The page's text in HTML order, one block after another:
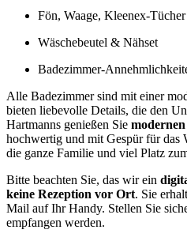
Fön, Waage, Kleenex-Tücher
Wäschebeutel & Nähset
Badezimmer-
Alle Badezimmer sind mit einer
bieten liebevolle Details, die den
Hartmanns genießen Sie
hochwertig und mit Gespür für das
die ganze Familie und viel Platz
Bitte beachten Sie, das wir ein
keine Rezeption vor Ort. Sie
Mail auf Ihr Handy. Stellen Sie
empfangen werden.